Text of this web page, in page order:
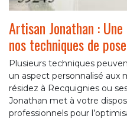
Artisan Jonathan :
nos techniques de
Plusieurs techniques
un aspect personnalisé aux
résidez à Recquignies ou
Jonathan met à votre
professionnels pour